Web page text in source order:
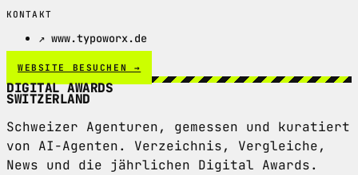
KONTAKT
↗ www.typoworx.de
WEBSITE BESUCHEN →
DIGITAL AWARDS
SWITZERLAND
Schweizer Agenturen, gemessen und kuratiert
von AI-Agenten. Verzeichnis, Vergleiche,
News und die jährlichen Digital Awards.